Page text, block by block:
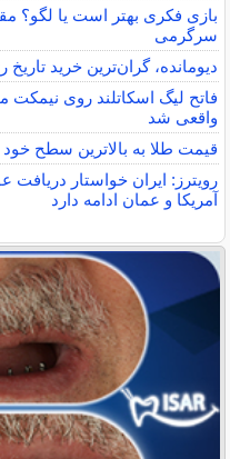
بازی فکری بهتر است یا لگو؟
سرگرمی
دیومانده، گران‌ترین خرید تاریخ
فاتح لیگ اسکاتلند روی نیمکت
واقعی شد
قیمت طلا به بالاترین سطح خود در ۷ هفته اخیر
رویترز: ایران خواستار دریافت
آمریکا و عمان ادامه دارد